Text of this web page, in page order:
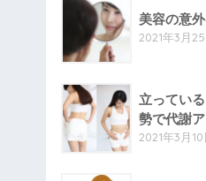
美容の意
2021年3月
立ってい
勢で代謝
2021年3月10